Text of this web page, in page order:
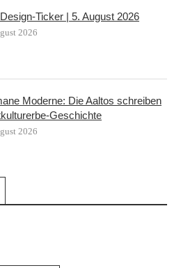
Ticker | 5. August 2026
2026
Moderne: Die Aaltos schreiben
Geschichte
2026